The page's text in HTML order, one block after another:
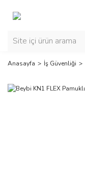
Anasayfa İş Güvenliği